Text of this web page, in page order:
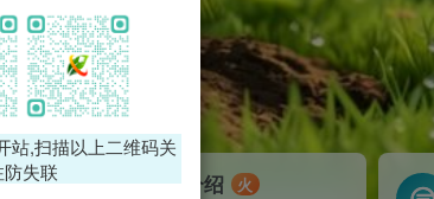
VIP特权介绍 火
站,扫描以上二维码关
防失联